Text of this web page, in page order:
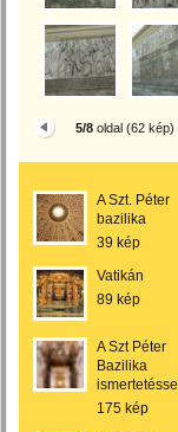
5/8 oldal (62 kép)
A Szt. Péter
bazilika
39 kép
Vatikán
89 kép
A Szt Péter
Bazilika
ismertetéssel
175 kép